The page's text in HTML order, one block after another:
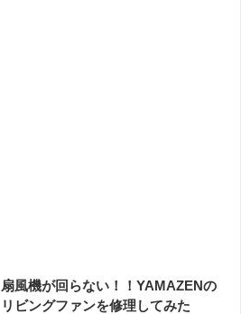
扇風機が回らない！！YAMAZENの
リビングファンを修理してみた